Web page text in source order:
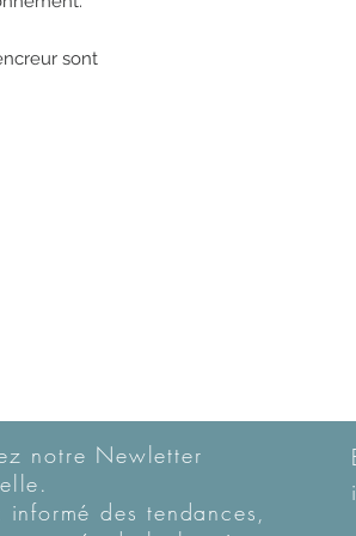
sont
notre Newletter
informé des tendances,